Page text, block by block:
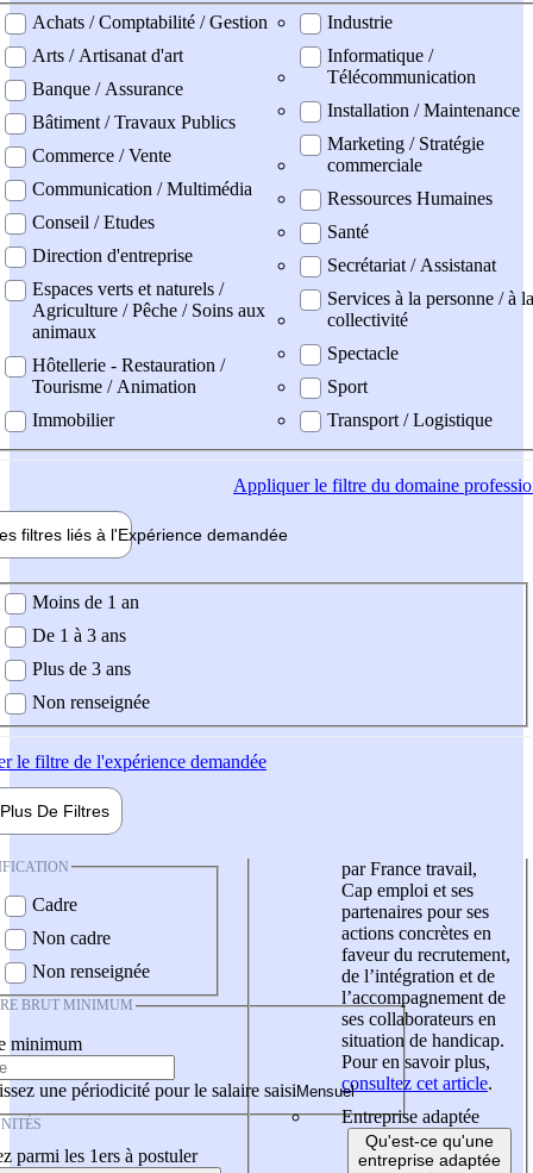
professionel
Achats / Comptabilité / Gestion
Arts / Artisanat d'art
Banque / Assurance
Bâtiment / Travaux Publics
Commerce / Vente
Communication / Multimédia
Conseil / Etudes
Direction d'entreprise
Espaces verts et naturels /
Agriculture / Pêche / Soins aux
animaux
Hôtellerie - Restauration /
Tourisme / Animation
Immobilier
Industrie
Informatique /
Télécommunication
Installation / Maintenance
Marketing / Stratégie
commerciale
Ressources Humaines
Santé
Secrétariat / Assistanat
Services à la personne / à la
collectivité
Spectacle
Sport
Transport / Logistique
Appliquerle filtre du domaine
filtres liés à l'Expérience demandée
demandée
Moins de 1 an
De 1 à 3 ans
Plus de 3 ans
Non renseignée
le filtre de l'expérience demandée
Plus De Filtres
Cadre
Non cadre
Non renseignée
BRUT MINIMUM
minimum
une périodicité pour le salaire saisi
parmi les 1ers à postuler
par France travail,
Cap emploi et ses
partenaires pour ses
actions concrètes en
faveur du recrutement,
de l’intégration et de
l’accompagnement de
ses collaborateurs en
situation de handicap.
Pour en savoir plus,
consultez cet article.
Entreprise adaptée
Qu'est-ce qu'une
entreprise adaptée